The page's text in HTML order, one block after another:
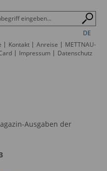
DE
Kontakt Anreise
METTNAU-
Impressum Datenschutz
Ausgaben der